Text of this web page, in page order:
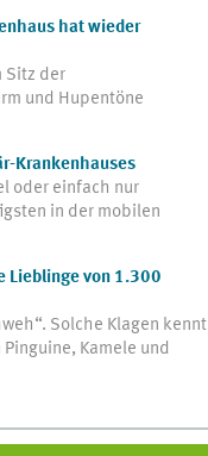
hat wieder
Sitz der
und Hupentöne
Krankenhauses
oder einfach nur
in der mobilen
Lieblinge von 1.300
Solche Klagen kennt
Kamele und